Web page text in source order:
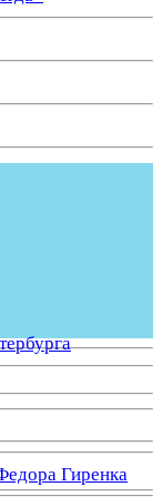
Гиренка